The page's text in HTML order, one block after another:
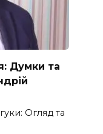
Думки та
Огляд та